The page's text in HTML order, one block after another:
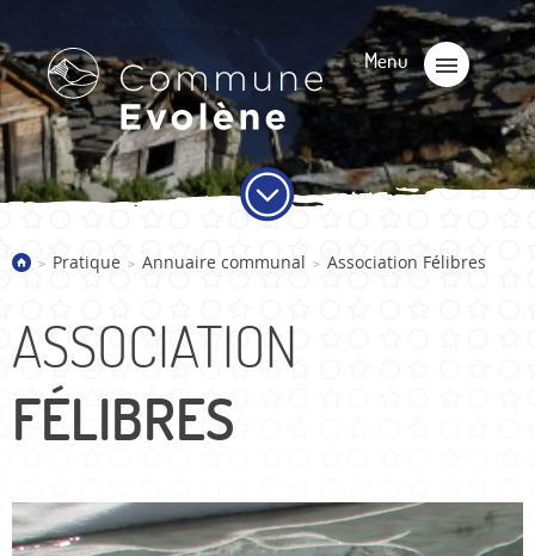
> Pratique > Annuaire communal > Association Félibres
ASSOCIATION
FÉLIBRES